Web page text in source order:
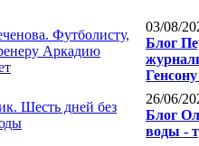
03/08/
Блог
26/06/
Блог
воды -